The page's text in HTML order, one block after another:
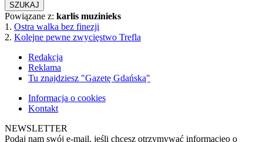
SZUKAJ
Powiązane z: karlis muzinieks
1. Ostra walka bez finezji
2. Kolejne pewne zwycięstwo Trefla
Redakcja
Reklama
Tu znajdziesz "Gazetę Gdańską"
Informacja o cookies
Kontakt
NEWSLETTER
Podaj nam swój e-mail, jeśli chcesz otrzymywać informacjęo o